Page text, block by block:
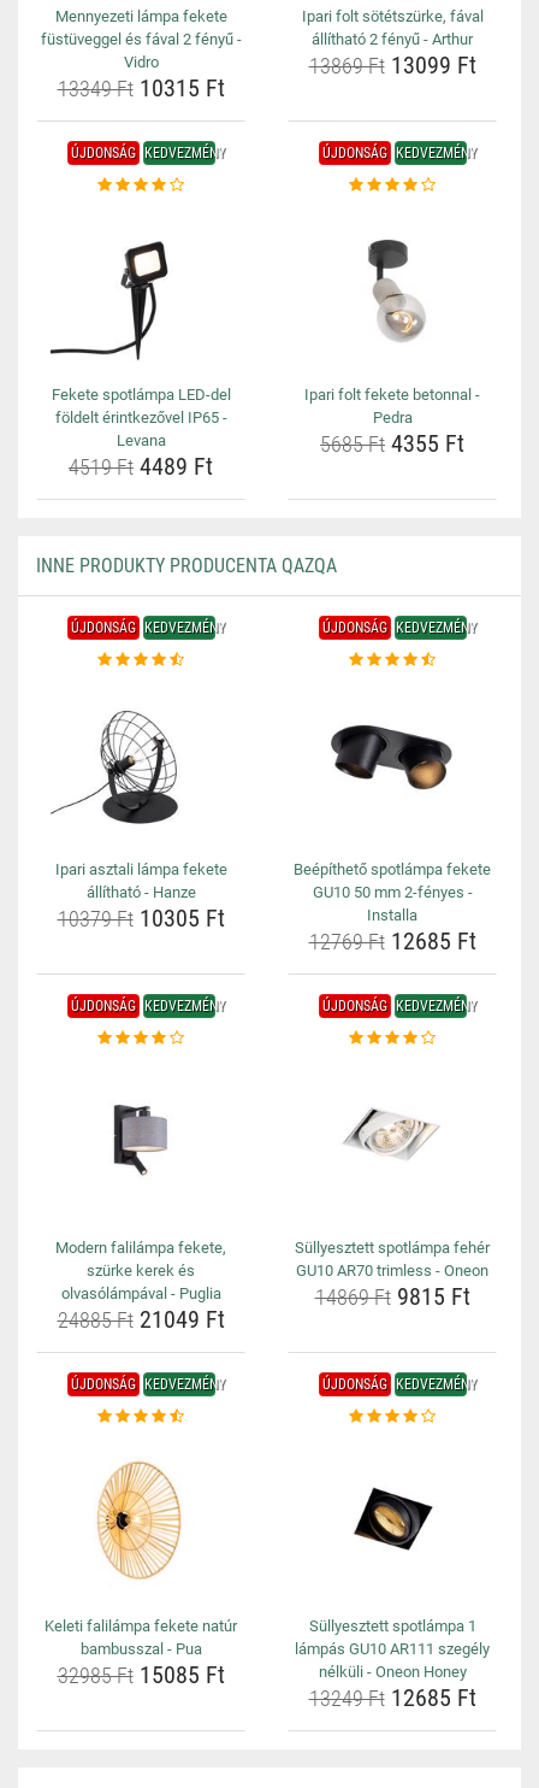
Mennyezeti lámpa fekete
füstüveggel és fával 2 fényű -
Vidro
13349 Ft10315 Ft
Ipari folt sötétszürke, fával
állítható 2 fényű - Arthur
13869 Ft13099 Ft
ÚJDONSÁG KEDVEZMÉNY
Fekete spotlámpa LED-del
földelt érintkezővel IP65 -
Levana
4519 Ft 4489 Ft
ÚJDONSÁG KEDVEZMÉNY
Ipari folt fekete betonnal -
Pedra
5685 Ft 4355 Ft
INNE PRODUKTY PRODUCENTA QAZQA
ÚJDONSÁG KEDVEZMÉNY
Ipari asztali lámpa fekete
állítható - Hanze
10379 Ft10305 Ft
ÚJDONSÁG KEDVEZMÉNY
Beépíthető spotlámpa fekete
GU10 50 mm 2-fényes -
Installa
12769 Ft12685 Ft
ÚJDONSÁG KEDVEZMÉNY
Modern falilámpa fekete,
szürke kerek és
olvasólámpával - Puglia
24885 Ft21049 Ft
ÚJDONSÁG KEDVEZMÉNY
Süllyesztett spotlámpa fehér
GU10 AR70 trimless - Oneon
14869 Ft9815 Ft
ÚJDONSÁG KEDVEZMÉNY
Keleti falilámpa fekete natúr
bambusszal - Pua
32985 Ft15085 Ft
ÚJDONSÁG KEDVEZMÉNY
Süllyesztett spotlámpa 1
lámpás GU10 AR111 szegély
nélküli - Oneon Honey
13249 Ft12685 Ft